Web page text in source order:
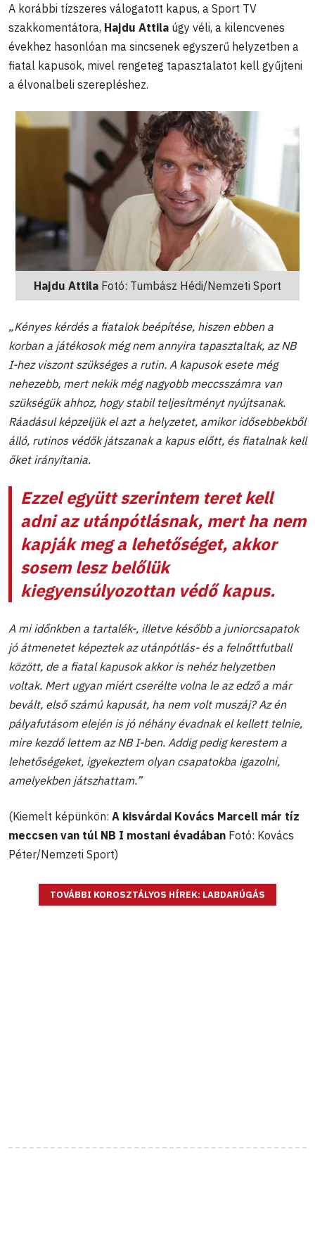
A korábbi tízszeres válogatott kapus, a Sport TV
szakkomentátora, Hajdu Attila úgy véli, a kilencvenes
évekhez hasonlóan ma sincsenek egyszerű helyzetben a
fiatal kapusok, mivel rengeteg tapasztalatot kell gyűjteni
a élvonalbeli szerepléshez.
Hajdu Attila Fotó: Tumbász Hédi/Nemzeti Sport
„Kényes kérdés a fiatalok beépítése, hiszen ebben a
korban a játékosok még nem annyira tapasztaltak, az NB
I-hez viszont szükséges a rutin. A kapusok esete még
nehezebb, mert nekik még nagyobb meccsszámra van
szükségük ahhoz, hogy stabil teljesítményt nyújtsanak.
Ráadásul képzeljük el azt a helyzetet, amikor idősebbekből
álló, rutinos védők játszanak a kapus előtt, és fiatalnak kell
őket irányítania.
Ezzel együtt szerintem teret kell
adni az utánpótlásnak, mert ha nem
kapják meg a lehetőséget, akkor
sosem lesz belőlük
kiegyensúlyozottan védő kapus.
A mi időnkben a tartalék-, illetve később a juniorcsapatok
jó átmenetet képeztek az utánpótlás- és a felnőttfutball
között, de a fiatal kapusok akkor is nehéz helyzetben
voltak. Mert ugyan miért cserélte volna le az edző a már
bevált, első számú kapusát, ha nem volt muszáj? Az én
pályafutásom elején is jó néhány évadnak el kellett telnie,
mire kezdő lettem az NB I-ben. Addig pedig kerestem a
lehetőségeket, igyekeztem olyan csapatokba igazolni,
amelyekben játszhattam.”
(Kiemelt képünkön: A kisvárdai Kovács Marcell már tíz
meccsen van túl NB I mostani évadában Fotó: Kovács
Péter/Nemzeti Sport)
TOVÁBBI KOROSZTÁLYOS HÍREK: LABDARÚGÁS